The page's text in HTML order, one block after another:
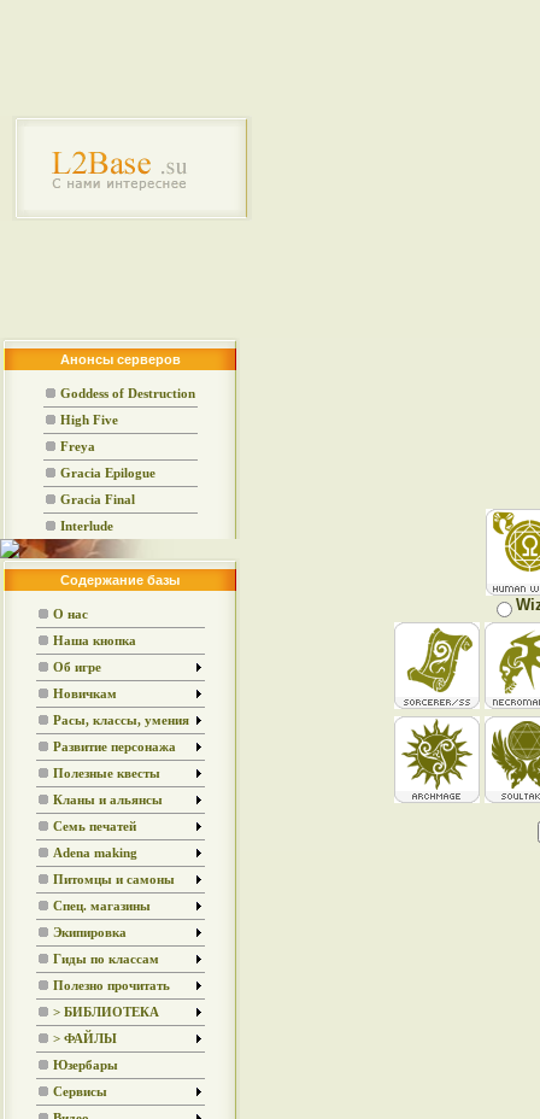
Анонсы серверов
Goddess of Destruction
High Five
Freya
Gracia Epilogue
Gracia Final
Interlude
Содержание базы
О нас
Наша кнопка
Об игре
Новичкам
Расы, классы, умения
Развитие персонажа
Полезные квесты
Кланы и альянсы
Семь печатей
Adena making
Питомцы и самоны
Спец. магазины
Экипировка
Гиды по классам
Полезно прочитать
> БИБЛИОТЕКА
> ФАЙЛЫ
Юзербары
Сервисы